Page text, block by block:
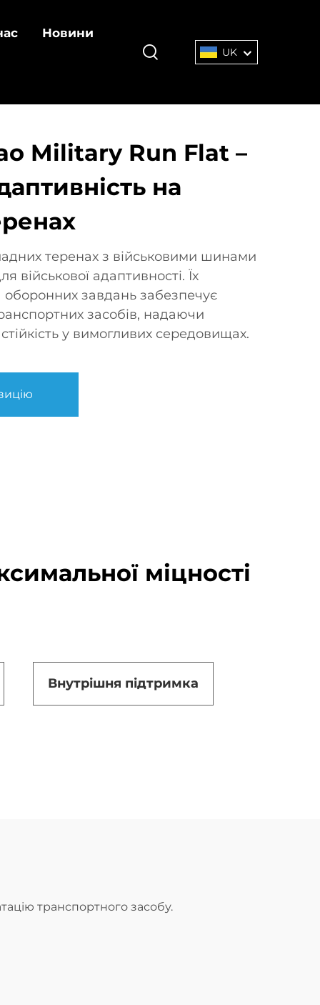
Новини
UK
Military Run Flat –
на
теренах з військовими шинами
військової адаптивності. Їх
оборонних завдань забезпечує
засобів, надаючи
у вимогливих середовищах.
міцності
Внутрішня підтримка
транспортного засобу.